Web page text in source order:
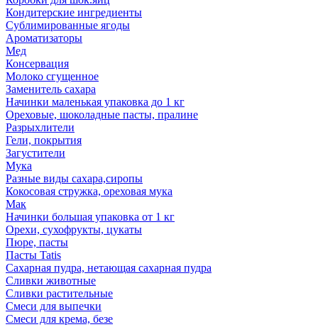
Кондитерские ингредиенты
Сублимированные ягоды
Ароматизаторы
Мед
Консервация
Молоко сгущенное
Заменитель сахара
Начинки маленькая упаковка до 1 кг
Ореховые, шоколадные пасты, пралине
Разрыхлители
Гели, покрытия
Загустители
Мука
Разные виды сахара,сиропы
Кокосовая стружка, ореховая мука
Мак
Начинки большая упаковка от 1 кг
Орехи, сухофрукты, цукаты
Пюре, пасты
Пасты Tatis
Сахарная пудра, нетающая сахарная пудра
Сливки животные
Сливки растительные
Смеси для выпечки
Смеси для крема, безе